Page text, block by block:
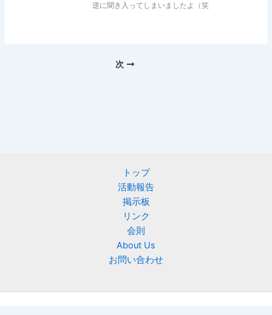
逆に聞き入ってしまいましたよ（笑
次
トップ
活動報告
掲示板
リンク
会則
About Us
お問い合わせ